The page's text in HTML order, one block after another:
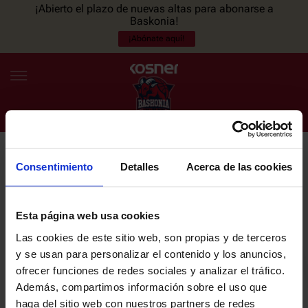
Consentimiento Detalles Acerca de las cookies
Esta página web usa cookies
Las cookies de este sitio web, son propias y de terceros
y se usan para personalizar el contenido y los anuncios,
ofrecer funciones de redes sociales y analizar el tráfico.
Además, compartimos información sobre el uso que
haga del sitio web con nuestros partners de redes
¡Abierto el plazo de nuevas altas para abonarse a
Baskonia!
¡Abónate aquí!
ES EU
NOTICIAS
PLANTILLA
ENTRADAS
NEWSLETTER
últimas noticias y promociones del club.
Email
He leído y acepto laPolítica de privacidaddel SASKI BASKONIA